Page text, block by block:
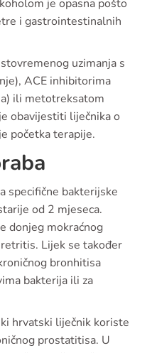
je opasna pošto
i gastrointestinalnih
uzimanja s
ACE inhibitorima
ili metotreksatom
obavijestiti liječnika o
početka terapije.
specifične bakterijske
od 2 mjeseca.
donjeg mokraćnog
Lijek se također
bronhitisa
bakterija ili za
hrvatski liječnik koriste
prostatitisa. U